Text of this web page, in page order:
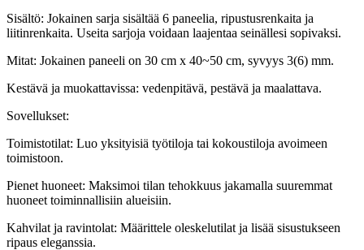
Sisältö: Jokainen sarja sisältää 6 paneelia, ripustusrenkaita ja
liitinrenkaita. Useita sarjoja voidaan laajentaa seinällesi sopivaksi.
Mitat: Jokainen paneeli on 30 cm x 40~50 cm, syvyys 3(6) mm.
Kestävä ja muokattavissa: vedenpitävä, pestävä ja maalattava.
Sovellukset:
Toimistotilat: Luo yksityisiä työtiloja tai kokoustiloja avoimeen
toimistoon.
Pienet huoneet: Maksimoi tilan tehokkuus jakamalla suuremmat
huoneet toiminnallisiin alueisiin.
Kahvilat ja ravintolat: Määrittele oleskelutilat ja lisää sisustukseen
ripaus eleganssia.